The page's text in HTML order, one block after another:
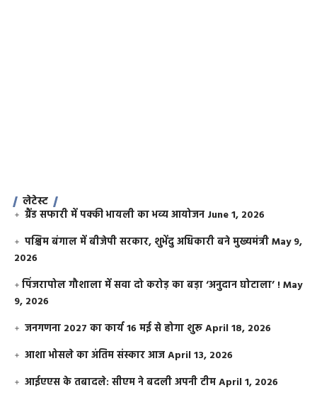
लेटेस्ट
ग्रैंड सफारी में पक्की भायली का भव्य आयोजन June 1, 2026
पश्चिम बंगाल में बीजेपी सरकार, शुभेंदु अधिकारी बने मुख्यमंत्रीMay 9,
2026
​पिंजरापोल गौशाला में सवा दो करोड़ का बड़ा ‘अनुदान घोटाला’ !May
9, 2026
जनगणना 2027 का कार्य 16 मई से होगा शुरूApril 18, 2026
आशा भोसले का अंतिम संस्कार आजApril 13, 2026
आईएएस के तबादले: सीएम ने बदली अपनी टीमApril 1, 2026